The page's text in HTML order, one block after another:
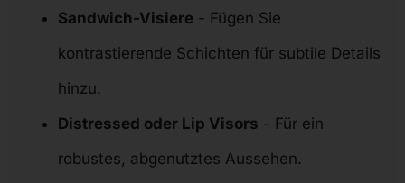
Sandwich-Visiere - Fügen Sie
kontrastierende Schichten für subtile Details
hinzu.
Distressed oder Lip Visors - Für ein
robustes, abgenutztes Aussehen.